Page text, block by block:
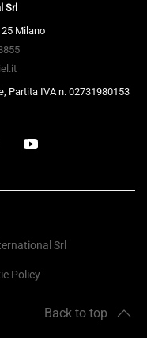
Srl
Milano
Partita IVA n. 02731980153
Srl
Policy
Back to top